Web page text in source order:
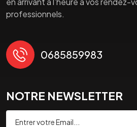
professionnels.
0685859983
NOTRE NEWSLETTER